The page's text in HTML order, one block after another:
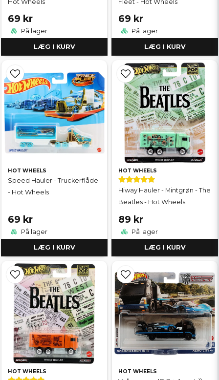
Hot Wheels
69 kr
På lager
LÆG I KURV
Fleet - Hot Wheels
69 kr
På lager
LÆG I KURV
HOT WHEELS
Speed Hauler - Truckerflåde
- Hot Wheels
69 kr
På lager
LÆG I KURV
HOT WHEELS
Hiway Hauler - Mintgrøn - The
Beatles - Hot Wheels
89 kr
På lager
LÆG I KURV
HOT WHEELS HOT WHEELS